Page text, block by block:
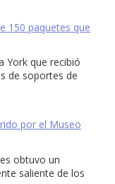
150 paquetes que
York que recibió
de soportes de
por el Museo
obtuvo un
saliente de los